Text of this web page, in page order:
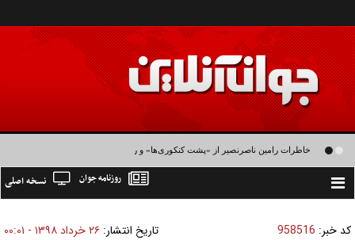
خاطرات رامین ناصرنصیر از «پشت‌ کنکوری‌ها» و رضا داوودنژاد: رضا کودک درون فعالی
Toggle
نسخه اصلی روزنامه جوان
کد خبر: 958516 تاریخ انتشار: ۲۶ خرداد ۱۳۹۸ - ۰۰:۰۱